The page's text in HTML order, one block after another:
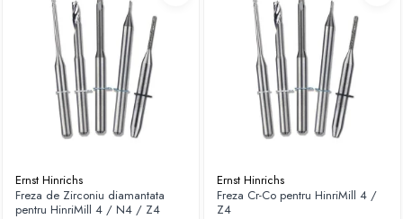
Ernst Hinrichs
Freza de Zirconiu diamantata
pentru HinriMill 4 / N4 / Z4
Ernst Hinrichs
Freza Cr-Co pentru HinriMill 4 /
Z4